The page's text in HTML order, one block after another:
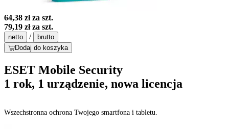
64,38 złza szt.
79,19 złza szt.
netto /
brutto
Dodaj do koszyka
ESET Mobile Security
1 rok, 1 urządzenie, nowa licencja
Wszechstronna ochrona Twojego smartfona i tabletu.